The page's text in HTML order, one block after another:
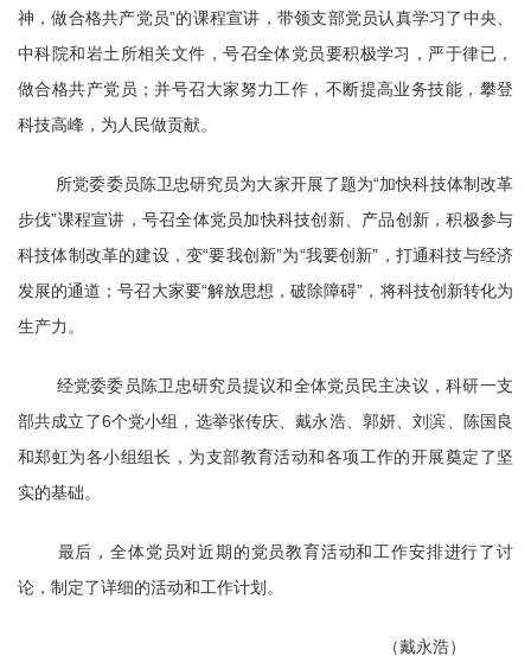
神，做合格共产党员”的课程宣讲，带领支部党员认真学习了中央、
中科院和岩土所相关文件，号召全体党员要积极学习，严于律已，
做合格共产党员；并号召大家努力工作，不断提高业务技能，攀登
科技高峰，为人民做贡献。
所党委委员陈卫忠研究员为大家开展了题为“加快科技体制改革
步伐”课程宣讲，号召全体党员加快科技创新、产品创新，积极参与
科技体制改革的建设，变“要我创新”为“我要创新” ，打通科技与经济
发展的通道；号召大家要“解放思想，破除障碍” ，将科技创新转化为
生产力。
经党委委员陈卫忠研究员提议和全体党员民主决议，科研一支
部共成立了6个党小组，选举张传庆、戴永浩、郭妍、刘滨、陈国良
和郑虹为各小组组长，为支部教育活动和各项工作的开展奠定了坚
实的基础。
最后，全体党员对近期的党员教育活动和工作安排进行了讨
论，制定了详细的活动和工作计划。
（戴永浩）